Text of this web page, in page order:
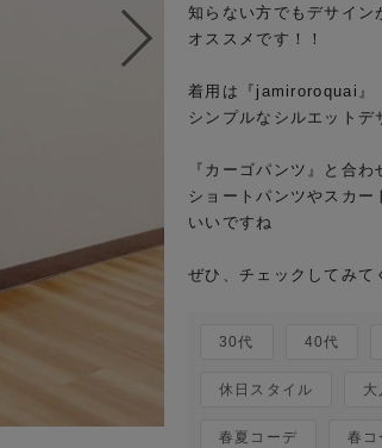
知らない方でもデサイ
オススメです！！
着用は『jamiroroquai』
シンプルなシルエット
『カーゴパンツ』と合わ
ショートパンツやスカー
いいですね
30代 40代
休日スタイル 大
春夏コーデ 春コ